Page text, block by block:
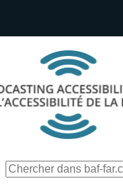
au
contenu
R